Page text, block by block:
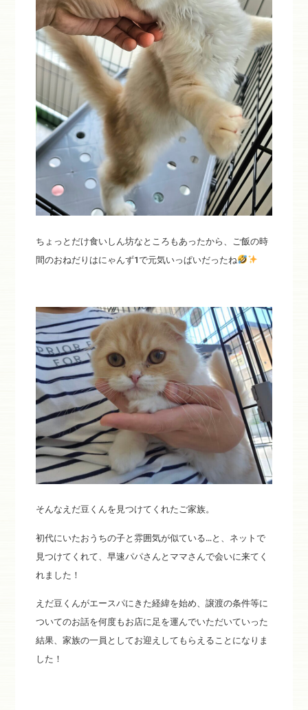
ちょっとだけ食いしん坊なところもあったから、ご飯の時
間のおねだりはにゃんず1で元気いっぱいだったね
そんなえだ豆くんを見つけてくれたご家族。
初代にいたおうちの子と雰囲気が似ている…と、ネットで
見つけてくれて、早速パパさんとママさんで会いに来てく
れました！
えだ豆くんがエースパにきた経緯を始め、譲渡の条件等に
ついてのお話を何度もお店に足を運んでいただいていった
結果、家族の一員としてお迎えしてもらえることになりま
した！